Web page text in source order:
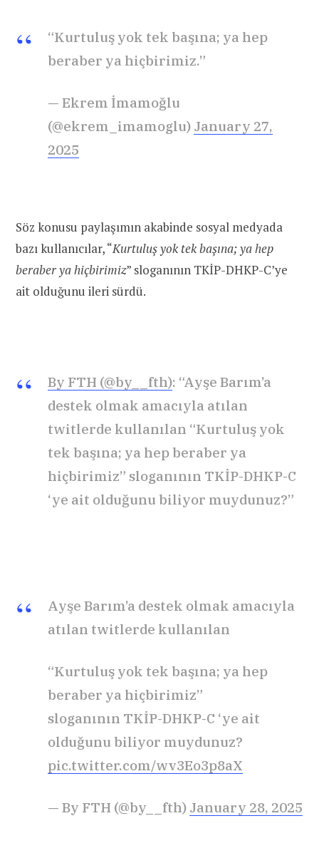
“Kurtuluş yok tek başına; ya hep
beraber ya hiçbirimiz.”
— Ekrem İmamoğlu
(@ekrem_imamoglu) January 27,
2025
Söz konusu paylaşımın akabinde sosyal medyada
bazı kullanıcılar, “Kurtuluş yok tek başına; ya hep
beraber ya hiçbirimiz” sloganının TKİP-DHKP-C’ye
ait olduğunu ileri sürdü.
By FTH (@by__fth): “Ayşe Barım’a
destek olmak amacıyla atılan
twitlerde kullanılan “Kurtuluş yok
tek başına; ya hep beraber ya
hiçbirimiz” sloganının TKİP-DHKP-C
‘ye ait olduğunu biliyor muydunuz?”
Ayşe Barım’a destek olmak amacıyla
atılan twitlerde kullanılan
“Kurtuluş yok tek başına; ya hep
beraber ya hiçbirimiz”
sloganının TKİP-DHKP-C ‘ye ait
olduğunu biliyor muydunuz?
pic.twitter.com/wv3Eo3p8aX
— By FTH (@by__fth) January 28, 2025